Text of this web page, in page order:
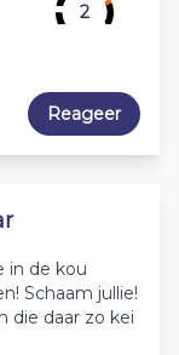
2
Reageer
in de kou
Schaam jullie!
die daar zo kei